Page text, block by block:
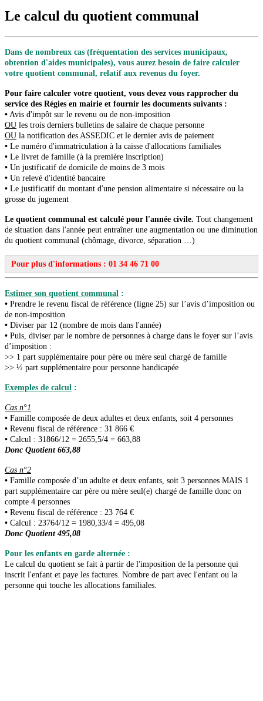
Le calcul du quotient communal
Dans de nombreux cas (fréquentation des services municipaux,
obtention d'aides municipales), vous aurez besoin de faire calculer
votre quotient communal, relatif aux revenus du foyer.
Pour faire calculer votre quotient, vous devez vous rapprocher du
service des Régies en mairie et fournir les documents suivants :
• Avis d'impôt sur le revenu ou de non-imposition
OU les trois derniers bulletins de salaire de chaque personne
OU la notification des ASSEDIC et le dernier avis de paiement
• Le numéro d'immatriculation à la caisse d'allocations familiales
• Le livret de famille (à la première inscription)
• Un justificatif de domicile de moins de 3 mois
• Un relevé d'identité bancaire
• Le justificatif du montant d'une pension alimentaire si nécessaire ou la
grosse du jugement
Le quotient communal est calculé pour l'année civile. Tout changement
de situation dans l'année peut entraîner une augmentation ou une diminution
du quotient communal (chômage, divorce, séparation …)
Pour plus d'informations : 01 34 46 71 00
Estimer son quotient communal :
• Prendre le revenu fiscal de référence (ligne 25) sur l’avis d’imposition ou
de non-imposition
• Diviser par 12 (nombre de mois dans l'année)
• Puis, diviser par le nombre de personnes à charge dans le foyer sur l’avis
d’imposition :
>> 1 part supplémentaire pour père ou mère seul chargé de famille
>> ½ part supplémentaire pour personne handicapée
Exemples de calcul :
Cas n°1
• Famille composée de deux adultes et deux enfants, soit 4 personnes
• Revenu fiscal de référence : 31 866 €
• Calcul : 31866/12 = 2655,5/4 = 663,88
Donc Quotient 663,88
Cas n°2
• Famille composée d’un adulte et deux enfants, soit 3 personnes MAIS 1
part supplémentaire car père ou mère seul(e) chargé de famille donc on
compte 4 personnes
• Revenu fiscal de référence : 23 764 €
• Calcul : 23764/12 = 1980,33/4 = 495,08
Donc Quotient 495,08
Pour les enfants en garde alternée :
Le calcul du quotient se fait à partir de l'imposition de la personne qui
inscrit l'enfant et paye les factures. Nombre de part avec l'enfant ou la
personne qui touche les allocations familiales.